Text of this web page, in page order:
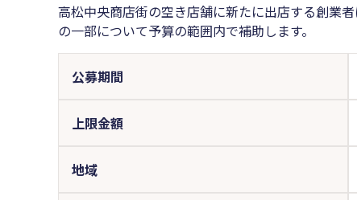
高松中央商店街の空き店舗に新たに出店する創業
の一部について予算の範囲内で補助します。
公募期間
上限金額
地域